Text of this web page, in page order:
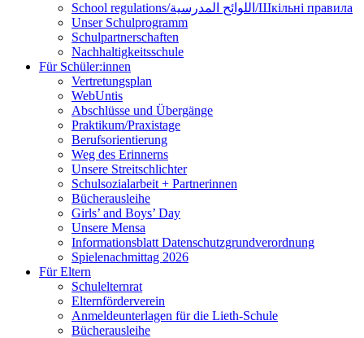
School regulations/اللوائح المدرسية/Шкільні правила
Unser Schulprogramm
Schulpartnerschaften
Nachhaltigkeitsschule
Für Schüler:innen
Vertretungsplan
WebUntis
Abschlüsse und Übergänge
Praktikum/Praxistage
Berufsorientierung
Weg des Erinnerns
Unsere Streitschlichter
Schulsozialarbeit + Partnerinnen
Bücherausleihe
Girls’ and Boys’ Day
Unsere Mensa
Informationsblatt Datenschutzgrundverordnung
Spielenachmittag 2026
Für Eltern
Schulelternrat
Elternförderverein
Anmeldeunterlagen für die Lieth-Schule
Bücherausleihe